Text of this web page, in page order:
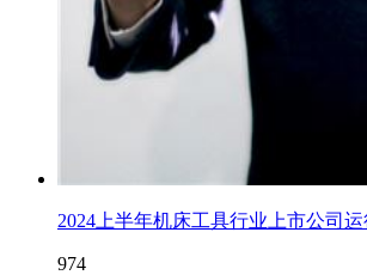
2024上半年机床工具行业上市公司
974